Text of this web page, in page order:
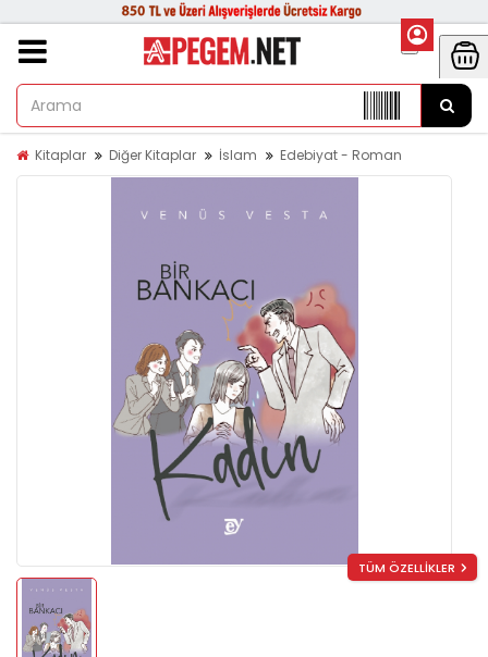
Kitaplar Diğer Kitaplar İslam Edebiyat - Roman
TÜM ÖZELLİKLER